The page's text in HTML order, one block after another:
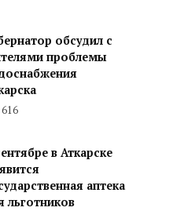
обсудил с
проблемы
616
в Аткарске
аптека
льготников